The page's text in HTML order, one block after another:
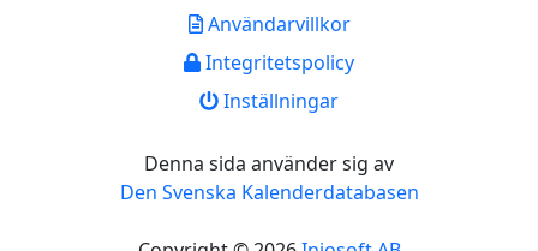
Användarvillkor
Integritetspolicy
Inställningar
Denna sida använder sig av
Den Svenska Kalenderdatabasen